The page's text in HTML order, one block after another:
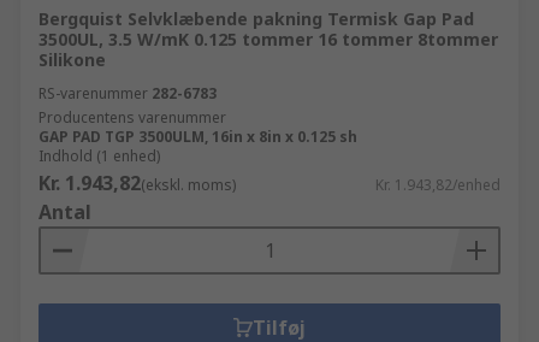
Bergquist Selvklæbende pakning Termisk Gap Pad
3500UL, 3.5 W/mK 0.125 tommer 16 tommer 8tommer
Silikone
RS-varenummer 282-6783
Producentens varenummer
GAP PAD TGP 3500ULM, 16in x 8in x 0.125 sh
Indhold (1 enhed)
Kr. 1.943,82(ekskl. moms) Kr. 1.943,82/enhed
Antal
Tilføj